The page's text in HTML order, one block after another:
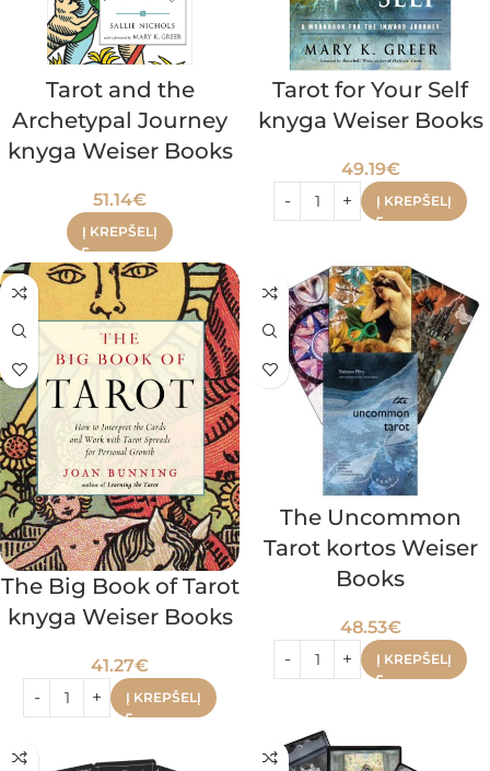
Tarot and the
Archetypal Journey
knyga Weiser Books
51.14€
Į KREPŠELĮ
Tarot for Your Self
knyga Weiser Books
49.19€
Į KREPŠELĮ
The Big Book of Tarot
knyga Weiser Books
41.27€
Į KREPŠELĮ
The Uncommon
Tarot kortos Weiser
Books
48.53€
Į KREPŠELĮ